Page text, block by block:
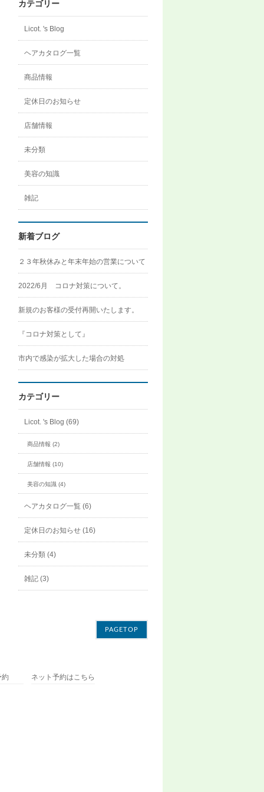
ィ
ル
で
カテゴリー
Licot. 's Blog
ヘアカタログ一覧
商品情報
定休日のお知らせ
店舗情報
未分類
美容の知識
雑記
新着ブログ
２３年秋休みと年末年始の営業について
2022/6月 コロナ対策について。
新規のお客様の受付再開いたします。
『コロナ対策として』
市内で感染が拡大した場合の対処
カテゴリー
Licot. 's Blog (69)
商品情報 (2)
店舗情報 (10)
美容の知識 (4)
ヘアカタログ一覧 (6)
定休日のお知らせ (16)
未分類 (4)
雑記 (3)
PAGETOP
約 ネット予約はこちら